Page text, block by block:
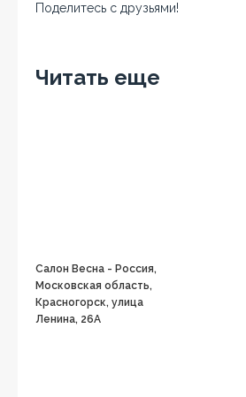
Поделитесь с друзьями!
Читать еще
Салон Весна - Россия,
Московская область,
Красногорск, улица
Ленина, 26А